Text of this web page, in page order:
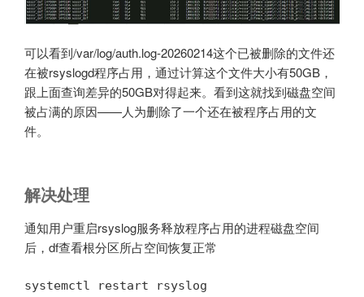
可以看到/var/log/auth.log-20260214这个已被删除的文件还
在被rsyslogd程序占用，通过计算这个文件大小有50GB，
跟上面查询差异的50GB对得起来。看到这就找到磁盘空间
被占满的原因——人为删除了一个还在被程序占用的文
件。
解决处理
通知用户重启rsyslog服务释放程序占用的进程磁盘空间
后，df查看根分区所占空间恢复正常
systemctl restart rsyslog